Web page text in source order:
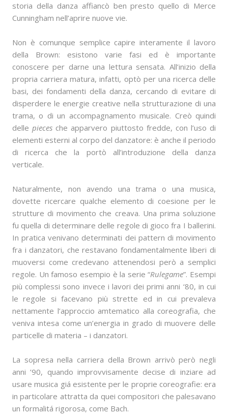
storia della danza affiancò ben presto quello di Merce
Cunningham nell’aprire nuove vie.
Non è comunque semplice capire interamente il lavoro
della Brown: esistono varie fasi ed è importante
conoscere per darne una lettura sensata. All’inizio della
propria carriera matura, infatti, optò per una ricerca delle
basi, dei fondamenti della danza, cercando di evitare di
disperdere le energie creative nella strutturazione di una
trama, o di un accompagnamento musicale. Creò quindi
dellepieces che apparvero piuttosto fredde, con l’uso di
elementi esterni al corpo del danzatore: è anche il periodo
di ricerca che la portò all’introduzione della danza
verticale.
Naturalmente, non avendo una trama o una musica,
dovette ricercare qualche elemento di coesione per le
strutture di movimento che creava. Una prima soluzione
fu quella di determinare delle regole di gioco fra I ballerini.
In pratica venivano determinati dei pattern di movimento
fra i danzatori, che restavano fondamentalmente liberi di
muoversi come credevano attenendosi però a semplici
regole. Un famoso esempio è la serie “Rulegame”. Esempi
più complessi sono invece i lavori dei primi anni ‘80, in cui
le regole si facevano più strette ed in cui prevaleva
nettamente l’approccio amtematico alla coreografia, che
veniva intesa come un’energia in grado di muovere delle
particelle di materia – i danzatori.
La sopresa nella carriera della Brown arrivò però negli
anni ’90, quando improvvisamente decise di inziare ad
usare musica giá esistente per le proprie coreografie: era
in particolare attratta da quei compositori che palesavano
un formalitá rigorosa, come Bach.